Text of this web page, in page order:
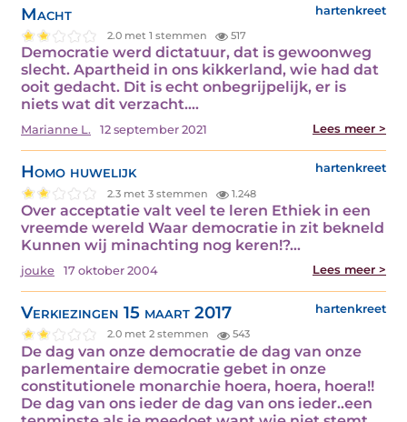
Macht hartenkreet
2.0 met 1 stemmen 517
Democratie werd dictatuur, dat is gewoonweg
slecht. Apartheid in ons kikkerland, wie had dat
ooit gedacht. Dit is echt onbegrijpelijk, er is
niets wat dit verzacht.…
Marianne L. 12 september 2021 Lees meer >
Homo huwelijk hartenkreet
2.3 met 3 stemmen 1.248
Over acceptatie valt veel te leren Ethiek in een
vreemde wereld Waar democratie in zit bekneld
Kunnen wij minachting nog keren!?…
jouke 17 oktober 2004 Lees meer >
Verkiezingen 15 maart 2017 hartenkreet
2.0 met 2 stemmen 543
De dag van onze democratie de dag van onze
parlementaire democratie gebet in onze
constitutionele monarchie hoera, hoera, hoera!!
De dag van ons ieder de dag van ons ieder..een